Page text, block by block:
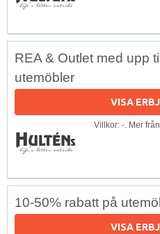
REA & Outlet med upp
utemöbler
VISA
Villkor: -. Mer
10-50% rabatt på
VISA